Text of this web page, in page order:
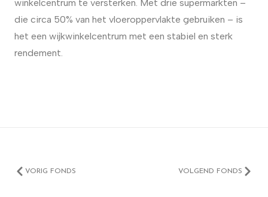
winkelcentrum te versterken. Met drie supermarkten –
die circa 50% van het vloeroppervlakte gebruiken – is
het een wijkwinkelcentrum met een stabiel en sterk
rendement.
VORIG FONDS VOLGEND FONDS